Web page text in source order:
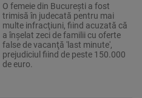
O femeie din Bucureşti a fost
trimisă în judecată pentru mai
multe infracţiuni, fiind acuzată că
a înşelat zeci de familii cu oferte
false de vacanţă 'last minute',
prejudiciul fiind de peste 150.000
de euro.